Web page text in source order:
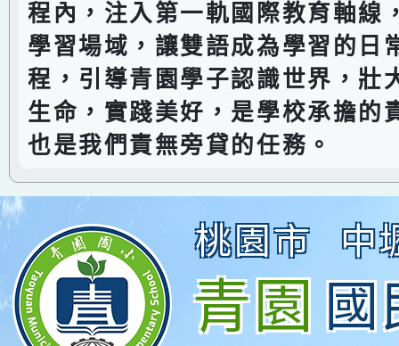
程內，注入第一軌國際教育軸線
學習場域，讓雙語成為學習的日
程，引導青園學子認識世界，壯
生命，實踐美好，是學校承擔的
也是我們責無旁貸的任務。
桃園市 中
青園國